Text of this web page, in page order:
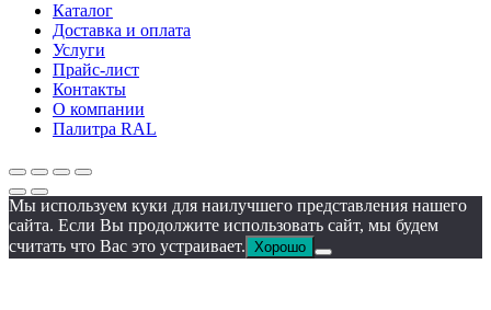
Каталог
Доставка и оплата
Услуги
Прайс-лист
Контакты
О компании
Палитра RAL
Мы используем куки для наилучшего представления нашего
сайта. Если Вы продолжите использовать сайт, мы будем
считать что Вас это устраивает. Хорошо